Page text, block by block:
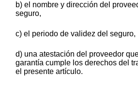
b) el nombre y dirección del
seguro,
c) el periodo de validez del seguro,
d) una atestación del proveedor
garantía cumple los derechos del
el presente artículo.